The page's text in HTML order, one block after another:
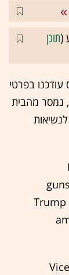
(תוכן
בפרטי
נמסר מהבית
Trump